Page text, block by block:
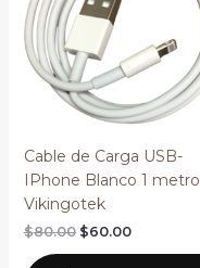
Cable de Carga USB-
IPhone Blanco 1 metro
Vikingotek
$80.00 $60.00